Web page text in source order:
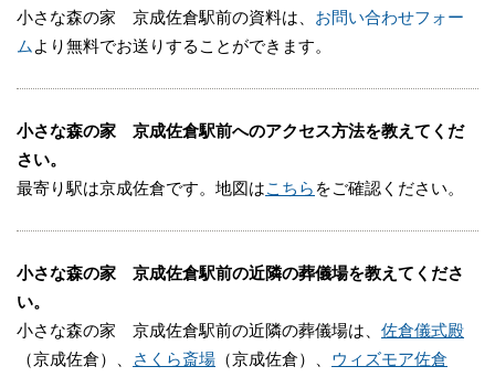
小さな森の家 京成佐倉駅前の資料は、 お問い合わせフォー
ム より無料でお送りすることができます。
小さな森の家 京成佐倉駅前へのアクセス方法を教えてくだ
さい。
最寄り駅は京成佐倉です。地図はこちら をご確認ください。
小さな森の家 京成佐倉駅前の近隣の葬儀場を教えてくださ
い。
小さな森の家 京成佐倉駅前の近隣の葬儀場は、 佐倉儀式殿
（京成佐倉）、
さくら斎場 （京成佐倉）、 ウィズモア佐倉